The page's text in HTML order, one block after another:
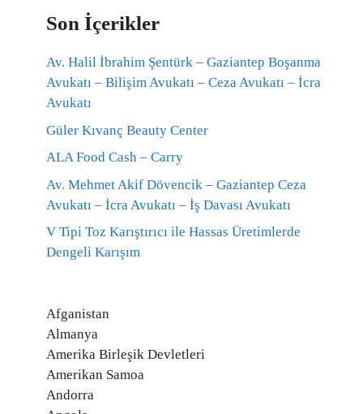
Son İçerikler
Av. Halil İbrahim Şentürk – Gaziantep Boşanma
Avukatı – Bilişim Avukatı – Ceza Avukatı – İcra
Avukatı
Güler Kıvanç Beauty Center
ALA Food Cash – Carry
Av. Mehmet Akif Dövencik – Gaziantep Ceza
Avukatı – İcra Avukatı – İş Davası Avukatı
V Tipi Toz Karıştırıcı ile Hassas Üretimlerde
Dengeli Karışım
Afganistan
Almanya
Amerika Birleşik Devletleri
Amerikan Samoa
Andorra